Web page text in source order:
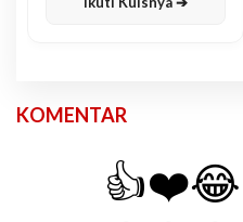
KOMENTAR
👍❤️😂